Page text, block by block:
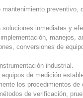
mantenimiento preventivo,
soluciones inmediatas y
manejos,
conversiones de
industrial.
equipos de medición
los procedimientos de
de verificación,